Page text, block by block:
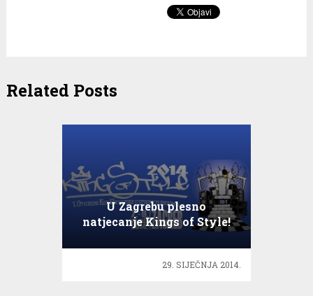
Related Posts
U Zagrebu plesno
natjecanje Kings of Style!
29. SIJEČNJA 2014.